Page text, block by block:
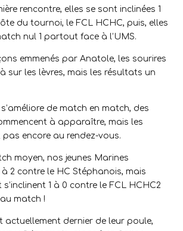
rencontre, elles se sont inclinées 1
du tournoi, le FCL HCHC, puis, elles
nul 1 partout face à l’UMS.
emmenés par Anatole, les sourires
sur les lèvres, mais les résultats un
de match en match, des
à apparaître, mais les
encore au rendez-vous.
moyen, nos jeunes Marines
à 2 contre le HC Stéphanois, mais
1 à 0 contre le FCL HCHC2
match !
actuellement dernier de leur poule,